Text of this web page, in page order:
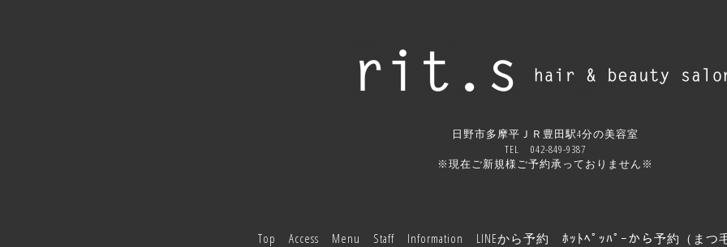
日野市多摩平ＪＲ豊田駅4分の美容室
TEL 042-849-9387
※現在ご新規様ご予約承っておりません※
Top Access Menu Staff Information LINEから予約 ﾎｯﾄﾍﾟｯﾊﾟｰから予約（まつ